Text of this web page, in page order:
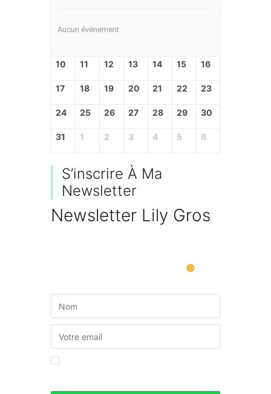
Aucun événement
10 11 12 13 14 15 16
17 18 19 20 21 22 23
24 25 26 27 28 29 30
31 1 2 3 4 5 6
S’inscrire À Ma
Newsletter
Newsletter Lily Gros